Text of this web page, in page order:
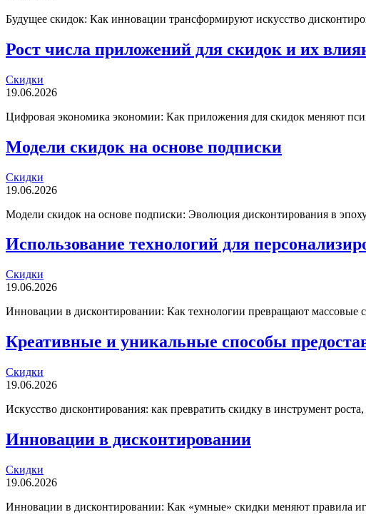
Будущее скидок: Как инновации трансформируют искусство
Рост числа приложений для скидок и их
Скидки
19.06.2026
Цифровая экономика экономии: Как приложения для скидок меняют
Модели скидок на основе подписки
Скидки
19.06.2026
Модели скидок на основе подписки: Эволюция дисконтирования в
Использование технологий для
Скидки
19.06.2026
Инновации в дисконтировании: Как технологии превращают массовые
Креативные и уникальные способы
Скидки
19.06.2026
Искусство дисконтирования: как превратить скидку в инструмент
Инновации в дисконтировании
Скидки
19.06.2026
Инновации в дисконтировании: Как «умные» скидки меняют правила